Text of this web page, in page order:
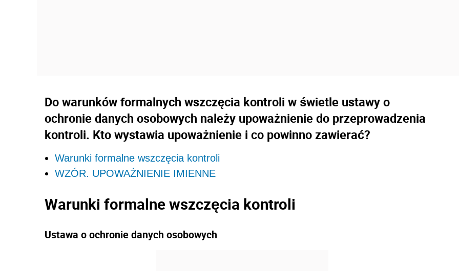
Do warunków formalnych wszczęcia kontroli w świetle ustawy o
ochronie danych osobowych należy upoważnienie do przeprowadzenia
kontroli. Kto wystawia upoważnienie i co powinno zawierać?
Warunki formalne wszczęcia kontroli
WZÓR. UPOWAŻNIENIE IMIENNE
Warunki formalne wszczęcia kontroli
Ustawa o ochronie danych osobowych